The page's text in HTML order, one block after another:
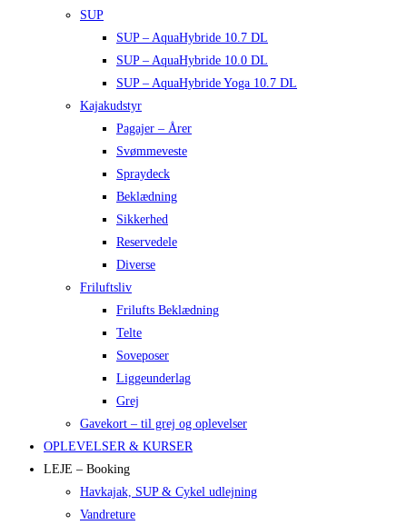
SUP
SUP – AquaHybride 10.7 DL
SUP – AquaHybride 10.0 DL
SUP – AquaHybride Yoga 10.7 DL
Kajakudstyr
Pagajer – Årer
Svømmeveste
Spraydeck
Beklædning
Sikkerhed
Reservedele
Diverse
Friluftsliv
Frilufts Beklædning
Telte
Soveposer
Liggeunderlag
Grej
Gavekort – til grej og oplevelser
OPLEVELSER & KURSER
LEJE – Booking
Havkajak, SUP & Cykel udlejning
Vandreture